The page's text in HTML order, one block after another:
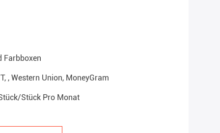
Farbboxen
, Western Union, MoneyGram
Stück Pro Monat